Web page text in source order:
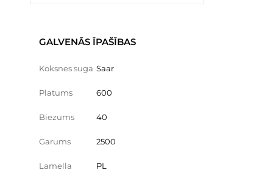
GALVENĀS ĪPAŠĪBAS
Koksnes suga Saar
Platums 600
Biezums 40
Garums 2500
Lamella PL